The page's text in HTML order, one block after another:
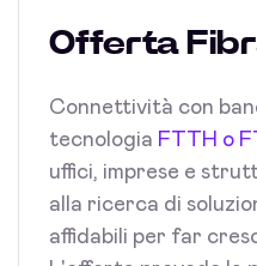
Offerta
Connettività con
tecnologia FTTH o
uffici, imprese e
alla ricerca di
affidabili per far